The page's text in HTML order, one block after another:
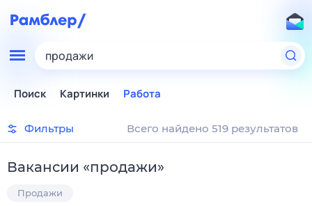
продажи
Поиск Картинки Работа
Фильтры Всего найдено 519 результатов
Вакансии «продажи»
Продажи